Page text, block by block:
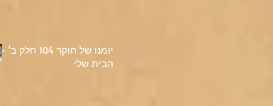
יומנו של חוקר 104 חלק ב' -
הבית שלי